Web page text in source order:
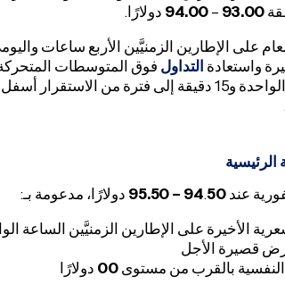
93.00
–
94.00 دولارًا.
على الإطارين الزمنيَّين الأربع ساعات
واستعادة التداول فوق المتوسطات
الزمنية الساعة الواحدة و15 دقيقة إلى فترة
الرئيسية
عند
94.50 – 95.50
دولارًا، مدعومة بـ:
الأخيرة على الإطارين الزمنيَّين الساعة
قصيرة الأجل
النفسية بالقرب من مستوى 00 دولارًا